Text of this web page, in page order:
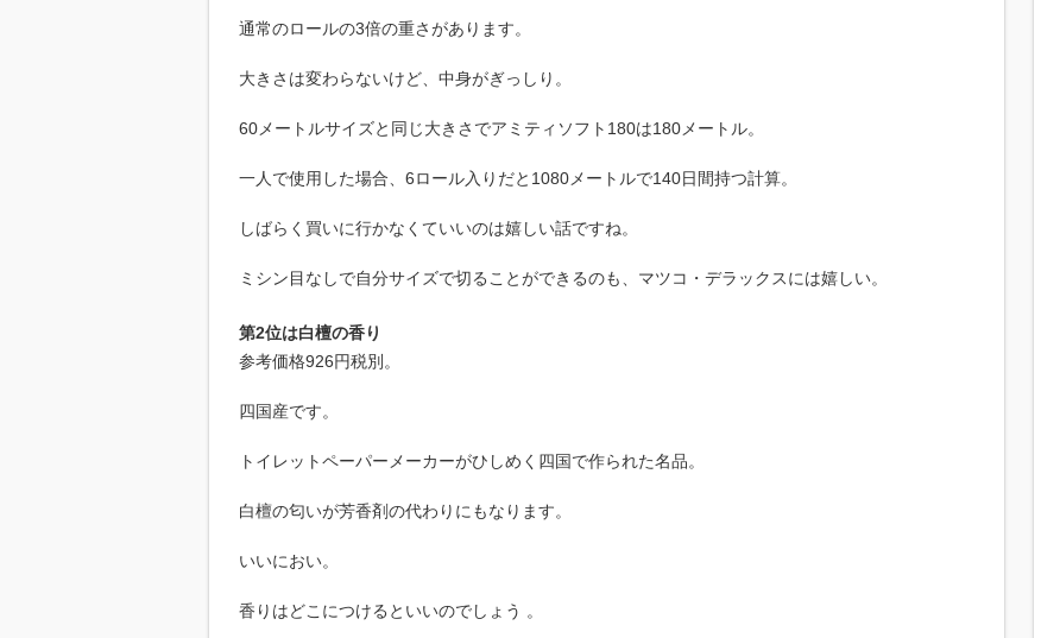
通常のロールの3倍の重さがあります。
大きさは変わらないけど、中身がぎっしり。
60メートルサイズと同じ大きさでアミティソフト180は180メートル。
一人で使用した場合、6ロール入りだと1080メートルで140日間持つ計算。
しばらく買いに行かなくていいのは嬉しい話ですね。
ミシン目なしで自分サイズで切ることができるのも、マツコ・デラックスには嬉しい。
第2位は白檀の香り
参考価格926円税別。
四国産です。
トイレットペーパーメーカーがひしめく四国で作られた名品。
白檀の匂いが芳香剤の代わりにもなります。
いいにおい。
香りはどこにつけるといいのでしょう 。